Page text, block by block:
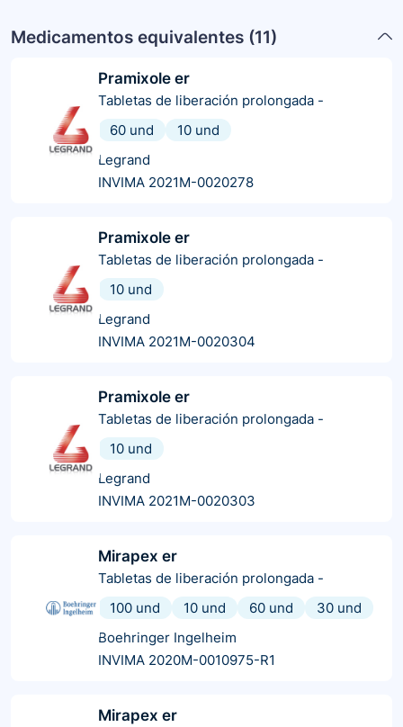
Medicamentos equivalentes (11)
Pramixole er
Tabletas de liberación prolongada -
60 und
10 und
Legrand
INVIMA 2021M-0020278
Pramixole er
Tabletas de liberación prolongada -
10 und
Legrand
INVIMA 2021M-0020304
Pramixole er
Tabletas de liberación prolongada -
10 und
Legrand
INVIMA 2021M-0020303
Mirapex er
Tabletas de liberación prolongada -
100 und
10 und 60 und
30 und
Boehringer Ingelheim
INVIMA 2020M-0010975-R1
Mirapex er